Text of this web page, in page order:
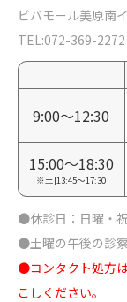
ビバモール美原南
TEL:072-369-2272
9:00～12:30
15:00～18:30
※土|13:45～17:30
●休診日：日曜・
●土曜の午後の診
●コンタクト処方
こしください。